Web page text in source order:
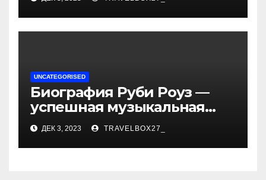
впечатляющих
достижениях!
UNCATEGORISED
Биография Руби Роуз —
успешная музыкальная
карьера, личная жизнь и
знаковые достижения
ДЕК 3, 2023 TRAVELBOX27_